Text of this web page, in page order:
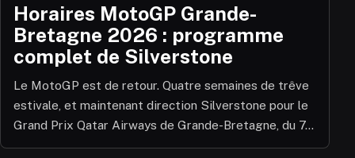
Horaires MotoGP Grande-
Bretagne 2026 : programme
complet de Silverstone
Le MotoGP est de retour. Quatre semaines de trêve
estivale, et maintenant direction Silverstone pour le
Grand Prix Qatar Airways de Grande-Bretagne, du 7...